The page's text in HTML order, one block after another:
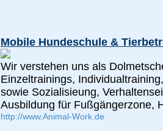
Mobile Hundeschule &
Wir verstehen uns als
Einzeltrainings,
sowie Sozialisieung,
Ausbildung für Fußgängerzone,
http://www.Animal-Work.de